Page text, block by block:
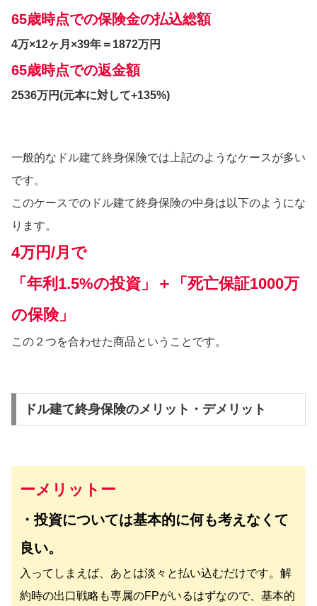
65歳時点での保険金の払込総額
4万×12ヶ月×39年＝1872万円
65歳時点での返金額
2536万円(元本に対して+135%)
一般的なドル建て終身保険では上記のようなケースが多い
です。
このケースでのドル建て終身保険の中身は以下のようにな
ります。
4万円/月 で
「年利1.5%の投資」＋「死亡保証1000万
の保険」
この２つを合わせた商品ということです。
ドル建て終身保険のメリット・デメリット
ーメリットー
・投資については基本的に何も考えなくて
良い。
入ってしまえば、あとは淡々と払い込むだけです。解
約時の出口戦略も専属のFPがいるはずなので、基本的